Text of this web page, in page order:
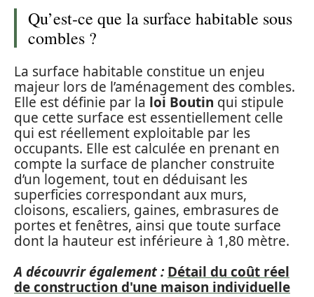
Qu’est-ce que la surface habitable sous
combles ?
La surface habitable constitue un enjeu
majeur lors de l’aménagement des combles.
Elle est définie par la loi Boutin qui stipule
que cette surface est essentiellement celle
qui est réellement exploitable par les
occupants. Elle est calculée en prenant en
compte la surface de plancher construite
d’un logement, tout en déduisant les
superficies correspondant aux murs,
cloisons, escaliers, gaines, embrasures de
portes et fenêtres, ainsi que toute surface
dont la hauteur est inférieure à 1,80 mètre.
A découvrir également : Détail du coût réel
de construction d'une maison individuelle